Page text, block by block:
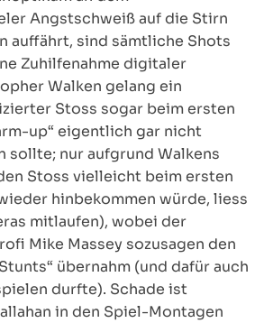
Angstschweiß auf die Stirn
auffährt, sind sämtliche Shots
Zuhilfenahme digitaler
Walken gelang ein
Stoss sogar beim ersten
up“ eigentlich gar nicht
sollte; nur aufgrund Walkens
Stoss vielleicht beim ersten
hinbekommen würde, liess
mitlaufen), wobei der
Mike Massey sozusagen den
übernahm (und dafür auch
durfte). Schade ist
in den Spiel-Montagen